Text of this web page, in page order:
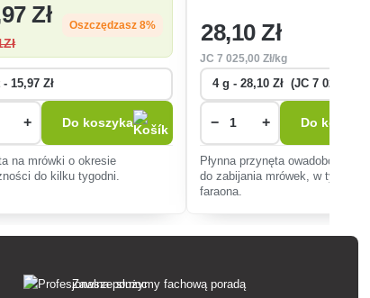
Zł Oszczędzasz 8%
+ Do koszyka
na mrówki o okresie
do kilku tygodni.
28,10 Zł
JC7 025,00 Zł/kg
− + Do
Płynna przynęta owadobójcza
do zabijania mrówek, w tym
faraona.
Zawsze służymy fachową poradą